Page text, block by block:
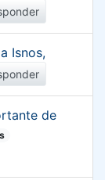
Isnos,
de